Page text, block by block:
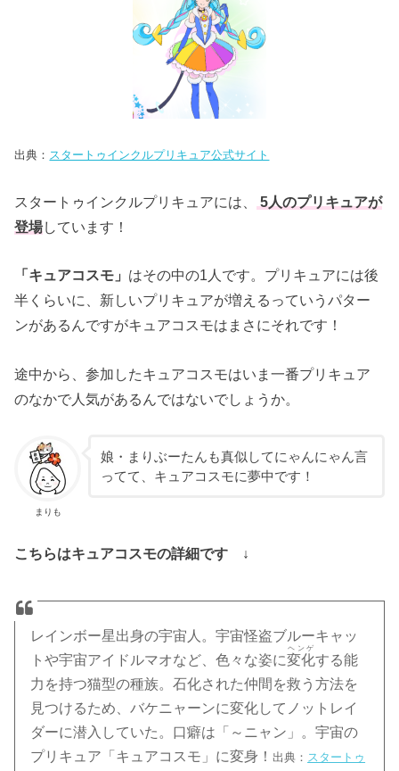
出典： スタートゥインクルプリキュア公式サイト
スタートゥインクルプリキュアには、
5人のプリキュアが
登場しています！
「キュアコスモ」 はその中の1人です。プリキュアには後
半くらいに、新しいプリキュアが増えるっていうパター
ンがあるんですがキュアコスモはまさにそれです！
途中から、参加したキュアコスモはいま一番プリキュア
のなかで人気があるんではないでしょうか。
まりも
娘・まりぶーたんも真似してにゃんにゃん言
ってて、キュアコスモに夢中です！
こちらはキュアコスモの詳細です ↓
レインボー星出身の宇宙人。宇宙怪盗ブルーキャッ
トや宇宙アイドルマオなど、色々な姿に変化
ヘンゲ
する能
力を持つ猫型の種族。石化された仲間を救う方法を
見つけるため、バケニャーンに変化してノットレイ
ダーに潜入していた。口癖は「～ニャン」。宇宙の
プリキュア 「キュアコスモ」 に変身！ 出典： スタートゥ